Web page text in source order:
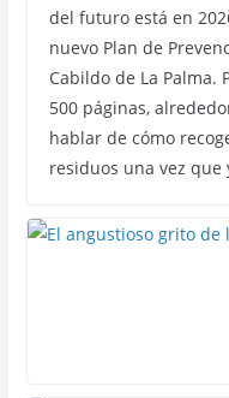
del futuro está en
nuevo Plan de
Cabildo de La Palma.
500 páginas,
hablar de cómo
residuos una vez